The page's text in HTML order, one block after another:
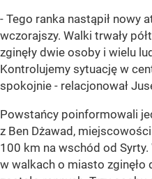
- Tego ranka nastąpił nowy
wczorajszy. Walki trwały
zginęły dwie osoby i wielu
Kontrolujemy sytuację w
spokojnie - relacjonował
Powstańcy poinformowali
z Ben Dżawad,
100 km na wschód od Syrty.
w walkach o miasto